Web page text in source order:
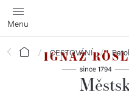
Přejít
na
obsah
Domů CESTOVÁNÍ